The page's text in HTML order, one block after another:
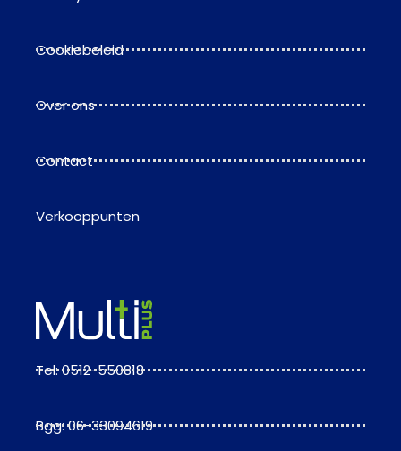
Cookiebeleid
Over ons
Contact
Verkooppunten
Tel: 0512-550818
Bgg: 06-33094619